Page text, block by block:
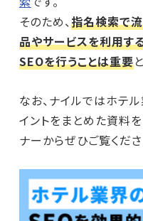
そのため、指名検索で
品やサービスを利用す
SEOを行うことは重要
なお、ナイルではホテ
イントをまとめた資料
ナーからぜひご覧くださ